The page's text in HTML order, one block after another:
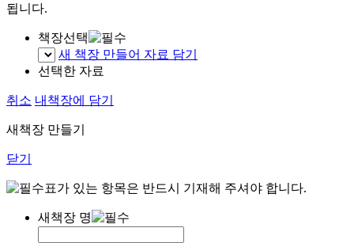
됩니다.
책장선택
새 책장 만들어 자료 담기
선택한 자료
취소 내책장에 담기
새책장 만들기
닫기
표가 있는 항목은 반드시 기재해 주셔야 합니다.
새책장 명